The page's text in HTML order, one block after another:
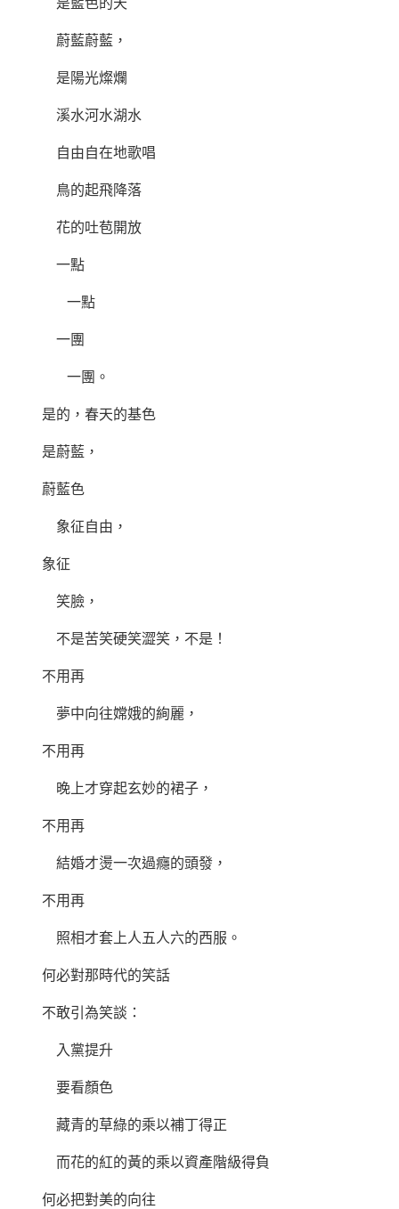
蔚藍蔚藍，
是陽光燦爛
溪水河水湖水
自由自在地歌唱
鳥的起飛降落
花的吐苞開放
一點
一點
一團
一團。
是的，春天的基色
是蔚藍，
蔚藍色
象征自由，
象征
笑臉，
不是苦笑硬笑澀笑，不是！
不用再
夢中向往嫦娥的絢麗，
不用再
晚上才穿起玄妙的裙子，
不用再
結婚才燙一次過癮的頭發，
不用再
照相才套上人五人六的西服。
何必對那時代的笑話
不敢引為笑談：
入黨提升
要看顏色
藏青的草綠的乘以補丁得正
而花的紅的黃的乘以資產階級得負
何必把對美的向往